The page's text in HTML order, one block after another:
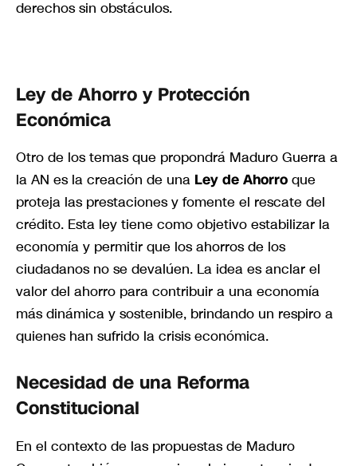
derechos sin obstáculos.
Ley de Ahorro y Protección
Económica
Otro de los temas que propondrá Maduro Guerra a
la AN es la creación de una Ley de Ahorro que
proteja las prestaciones y fomente el rescate del
crédito. Esta ley tiene como objetivo estabilizar la
economía y permitir que los ahorros de los
ciudadanos no se devalúen. La idea es anclar el
valor del ahorro para contribuir a una economía
más dinámica y sostenible, brindando un respiro a
quienes han sufrido la crisis económica.
Necesidad de una Reforma
Constitucional
En el contexto de las propuestas de Maduro